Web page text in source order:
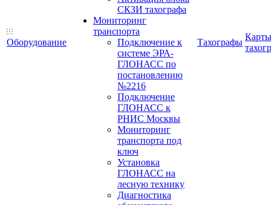
Оборудование
СКЗИ тахографа
Мониторинг
транспорта
Подключение к
системе ЭРА-
ГЛОНАСС по
постановлению
№2216
Подключение
ГЛОНАСС к
РНИС Москвы
Мониторинг
транспорта под
ключ
Установка
ГЛОНАСС на
лесную технику
Диагностика
Тахографы
Карты